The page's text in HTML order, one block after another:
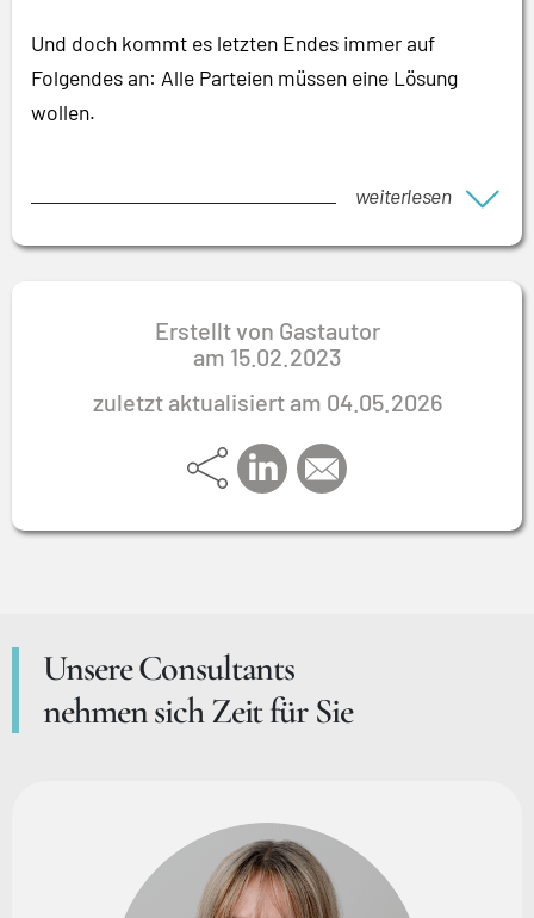
Und doch kommt es letzten Endes immer auf
Folgendes an: Alle Parteien müssen eine Lösung
wollen.
weiterlesen
Erstellt von Gastautor
am 15.02.2023
zuletzt aktualisiert am 04.05.2026
Unsere Consultants
nehmen sich Zeit für Sie